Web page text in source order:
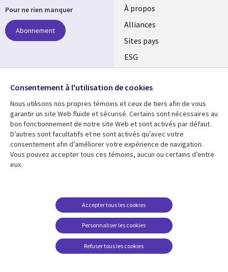
À propos
Alliances
Sites pays
ESG
Fusions
Salle de presse
Ressources
Articles
Études de cas
Baladodiffusions
Support
Restrictions et
conditions juridiques
Carrières FAQ
Centre de gestion des
Pour ne rien manquer
Abonnement
Suivez-nous
Social
Media
Global
FR
Consentement à l'utilisation de cookies
Nous utilisons nos propres témoins et ceux de tiers afin de vous
garantir un site Web fluide et sécurisé. Certains sont nécessaires au
bon fonctionnement de notre site Web et sont activés par défaut.
D’autres sont facultatifs et ne sont activés qu’avec votre
consentement afin d’améliorer votre expérience de navigation.
Vous pouvez accepter tous ces témoins, aucun ou certains d’entre
eux.
Personnaliser les cookies
Accepter tous les cookies
Refuser tous les cookies